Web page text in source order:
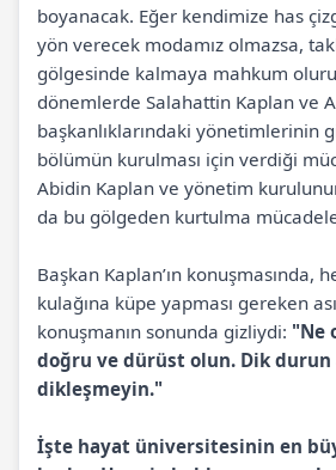
boyanacak. Eğer kendimize has
yön verecek modamız olmazsa,
gölgesinde kalmaya mahkum
dönemlerde Salahattin Kaplan ve
başkanlıklarındaki yönetimlerinin
bölümün kurulması için verdiği
Abidin Kaplan ve yönetim
da bu gölgeden kurtulma
Başkan Kaplan’ın konuşmasında,
kulağına küpe yapması gereken
konuşmanın sonunda gizliydi: "Ne
doğru ve dürüst olun. Dik durun
dikleşmeyin."
İşte hayat üniversitesinin en